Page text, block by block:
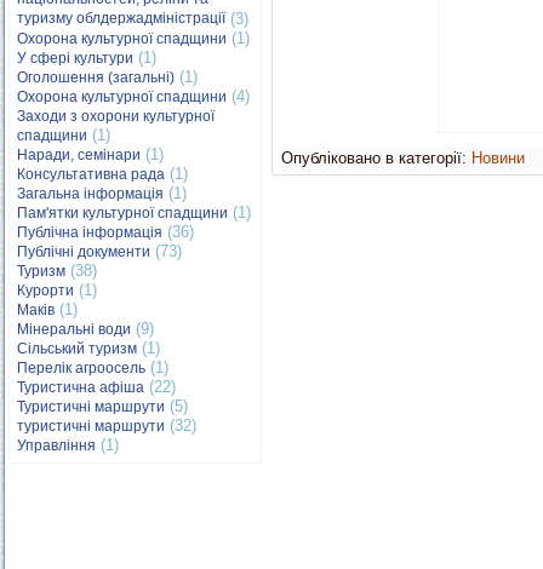
туризму облдержадміністрації(3)
Охорона культурної спадщини (1)
У сфері культури (1)
Оголошення (загальні) (1)
Охорона культурної спадщини (4)
Заходи з охорони культурної
спадщини (1)
Наради, семінари (1)
Консультативна рада (1)
Загальна інформація (1)
Пам'ятки культурної спадщини (1)
Публічна інформація (36)
Публічні документи (73)
Туризм (38)
Курорти (1)
Маків (1)
Мінеральні води (9)
Сільський туризм (1)
Перелік агроосель (1)
Туристична афіша (22)
Туристичні маршрути (5)
туристичні маршрути (32)
Управління (1)
Опубліковано в категорії: Новини